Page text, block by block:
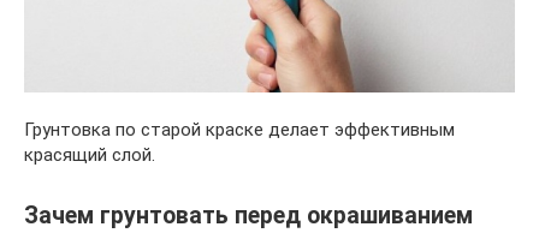
Грунтовка по старой краске делает эффективным
красящий слой.
Зачем грунтовать перед окрашиванием